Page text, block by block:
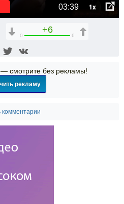
03:39 1x
+6
0 6
смотрите без рекламы!
рекламу
комментарии